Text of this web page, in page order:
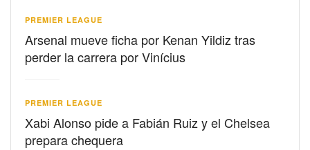
PREMIER LEAGUE
Arsenal mueve ficha por Kenan Yildiz tras
perder la carrera por Vinícius
PREMIER LEAGUE
Xabi Alonso pide a Fabián Ruiz y el Chelsea
prepara chequera